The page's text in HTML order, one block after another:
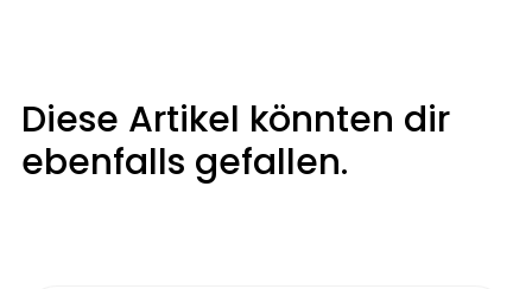
Diese Artikel könnten dir
ebenfalls gefallen.